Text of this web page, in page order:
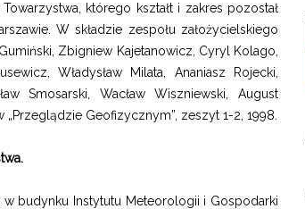
którego kształt i zakres pozostał
W składzie zespołu założycielskiego
Zbigniew Kajetanowicz, Cyryl Kolago,
Władysław Milata, Ananiasz Rojecki,
Smosarski, Wacław Wiszniewski, August
Geofizycznym”, zeszyt 1-2, 1998.
budynku Instytutu Meteorologii i Gospodarki